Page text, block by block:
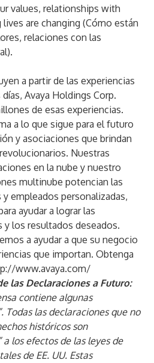
values, relationships with
are changing (Cómo están
relaciones con las
a partir de las experiencias
Avaya Holdings Corp.
de esas experiencias.
a lo que sigue para el futuro
y asociaciones que brindan
Nuestras
en la nube y nuestro
multinube potencian las
empleados personalizadas,
ayudar a lograr las
los resultados deseados.
a ayudar a que su negocio
que importan. Obtenga
www.avaya.com/
las Declaraciones a Futuro:
contiene algunas
Todas las declaraciones que no
históricos son
los efectos de las leyes de
de EE. UU. Estas